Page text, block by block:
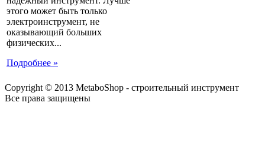
этого может быть только
электроинструмент, не
оказывающий больших
физических...
Подробнее »
Copyright © 2013 MetaboShop - строительный инструмент
Все права защищены